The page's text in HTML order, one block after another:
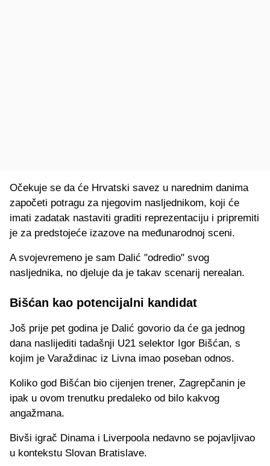
Očekuje se da će Hrvatski savez u narednim danima
započeti potragu za njegovim nasljednikom, koji će
imati zadatak nastaviti graditi reprezentaciju i pripremiti
je za predstojeće izazove na međunarodnoj sceni.
A svojevremeno je sam Dalić "odredio" svog
nasljednika, no djeluje da je takav scenarij nerealan.
Bišćan kao potencijalni kandidat
Još prije pet godina je Dalić govorio da će ga jednog
dana naslijediti tadašnji U21 selektor Igor Bišćan, s
kojim je Varaždinac iz Livna imao poseban odnos.
Koliko god Bišćan bio cijenjen trener, Zagrepčanin je
ipak u ovom trenutku predaleko od bilo kakvog
angažmana.
Bivši igrač Dinama i Liverpoola nedavno se pojavljivao
u kontekstu Slovan Bratislave.